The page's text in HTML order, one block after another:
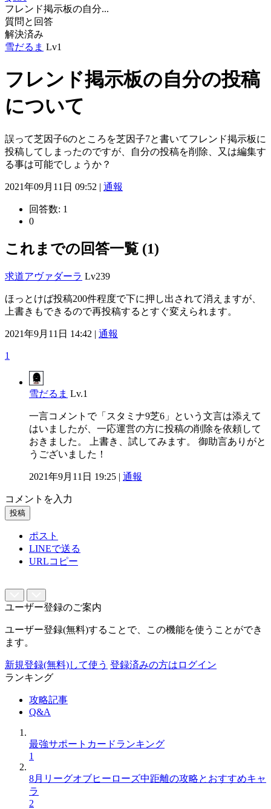
フレンド掲示板の自分...
質問と回答
解決済み
雪だるま Lv1
フレンド掲示板の自分の投稿
について
誤って芝因子6のところを芝因子7と書いてフレンド掲示板に
投稿してしまったのですが、自分の投稿を削除、又は編集す
る事は可能でしょうか？
2021年09月11日 09:52 | 通報
回答数: 1
0
これまでの回答一覧 (1)
求道アヴァダーラ Lv239
ほっとけば投稿200件程度で下に押し出されて消えますが、
上書きもできるので再投稿するとすぐ変えられます。
2021年9月11日 14:42 | 通報
1
雪だるま Lv.1
一言コメントで「スタミナ9芝6」という文言は添えて
はいましたが、一応運営の方に投稿の削除を依頼して
おきました。 上書き、試してみます。 御助言ありがと
うございました！
2021年9月11日 19:25 | 通報
コメントを入力
投稿
ポスト
LINEで送る
URLコピー
ユーザー登録のご案内
ユーザー登録(無料)することで、この機能を使うことができ
ます。
新規登録(無料)して使う 登録済みの方はログイン
ランキング
攻略記事
Q&A
最強サポートカードランキング
1
8月リーグオブヒーローズ中距離の攻略とおすすめキャ
ラ
2